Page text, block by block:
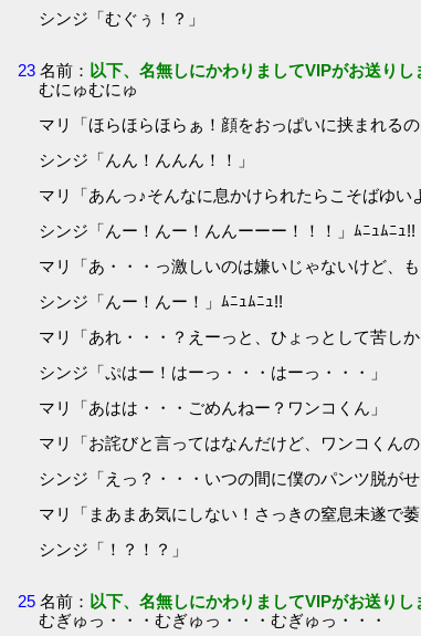
シンジ「むぐぅ！？」
23 名前： 以下、名無しにかわりましてVIPがお送りし
むにゅむにゅ
マリ「ほらほらほらぁ！顔をおっぱいに挟まれる
シンジ「んん！んんん！！」
マリ「あんっ♪そんなに息かけられたらこそばゆい
シンジ「んー！んー！んんーーー！！！」ﾑﾆｭﾑﾆｭ!!
マリ「あ・・・っ激しいのは嫌いじゃないけど、
シンジ「んー！んー！」ﾑﾆｭﾑﾆｭ!!
マリ「あれ・・・？えーっと、ひょっとして苦し
シンジ「ぷはー！はーっ・・・はーっ・・・」
マリ「あはは・・・ごめんねー？ワンコくん」
マリ「お詫びと言ってはなんだけど、ワンコくん
シンジ「えっ？・・・いつの間に僕のパンツ脱がせ
マリ「まあまあ気にしない！さっきの窒息未遂で
シンジ「！？！？」
25 名前： 以下、名無しにかわりましてVIPがお送りし
むぎゅっ・・・むぎゅっ・・・むぎゅっ・・・